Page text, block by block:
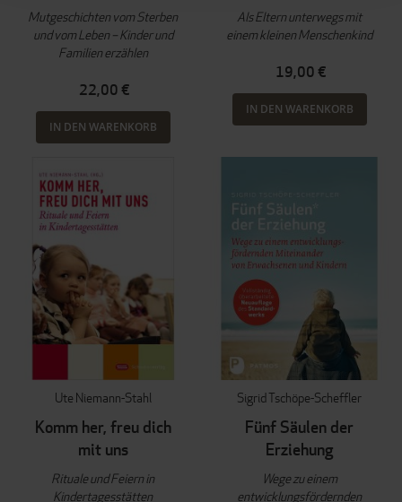
Mutgeschichten vom Sterben
und vom Leben – Kinder und
Familien erzählen
22,00 €
IN DEN WARENKORB
Als Eltern unterwegs mit
einem kleinen Menschenkind
19,00 €
IN DEN WARENKORB
Ute Niemann-Stahl
Komm her, freu dich
mit uns
Rituale und Feiern in
Kindertagesstätten
Sigrid Tschöpe-Scheffler
Fünf Säulen der
Erziehung
Wege zu einem
entwicklungsfördernden